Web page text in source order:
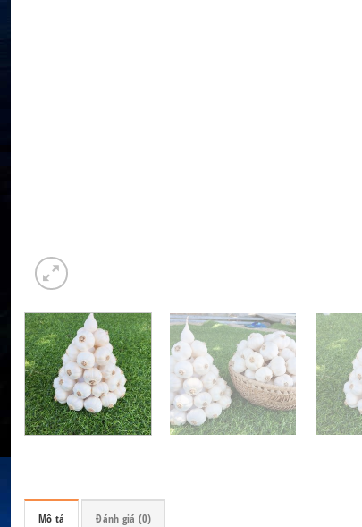
Mô tả Đánh giá (0)